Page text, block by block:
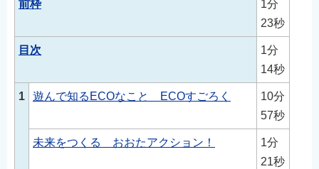
前枠
1分
23秒
目次
1分
14秒
1 遊んで知るECOなこと ECOすごろく
10分
57秒
未来をつくる おおたアクション！
1分
21秒